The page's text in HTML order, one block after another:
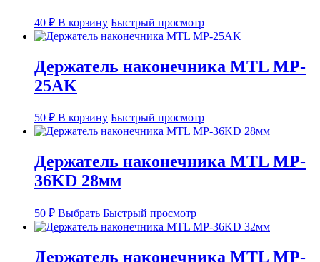
40 ₽ В корзину Быстрый просмотр
Держатель наконечника MTL MP-
25AK
50 ₽ В корзину Быстрый просмотр
Держатель наконечника MTL MP-
36KD 28мм
50 ₽ Выбрать Этот
товар
имеет
Быстрый просмотр
Держатель наконечника MTL MP-